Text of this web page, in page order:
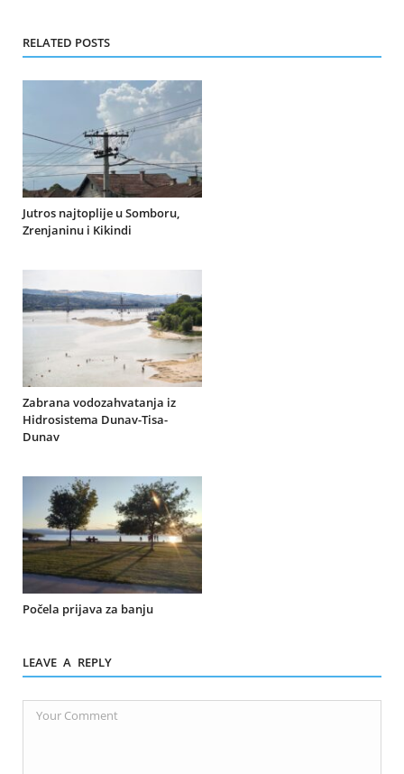
RELATED POSTS
Jutros najtoplije u Somboru,
Zrenjaninu i Kikindi
Zabrana vodozahvatanja iz
Hidrosistema Dunav-Tisa-
Dunav
Počela prijava za banju
LEAVE A REPLY